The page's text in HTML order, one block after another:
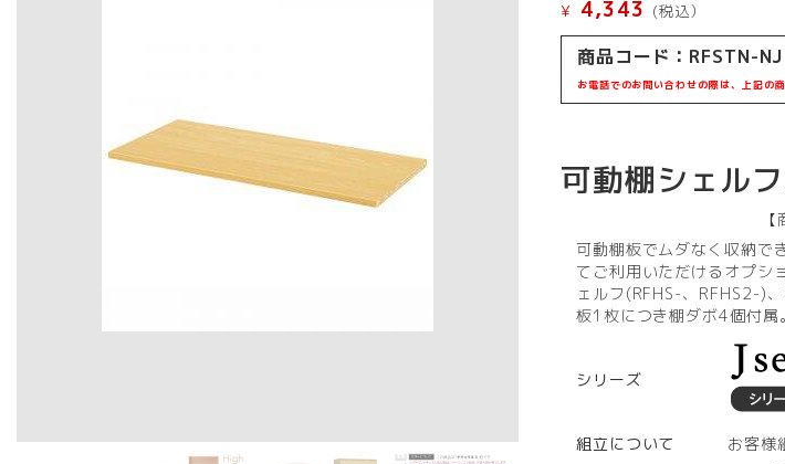
¥ 4,343 (税込）
商品コード： RFSTN-NJ
お電話でのお問い合わせの際は、上記の
可動棚シェル
可動棚板でムダなく収納で
てご利用いただけるオプシ
ェルフ(RFHS-、RFHS2-)
板1枚につき棚ダボ4個付属。
シリーズ
組立について
お客様